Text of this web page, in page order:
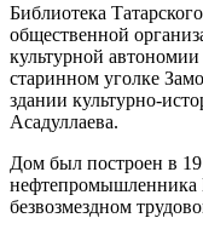
Библиотека
общественной
культурной
старинном уголке
здании культурно-
Асадуллаева.
Дом был построен в
нефтепромышленника
безвозмездном